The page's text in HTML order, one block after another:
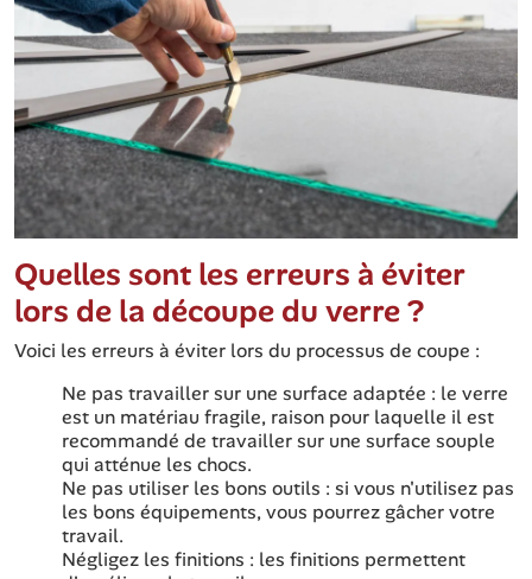
Quelles sont les erreurs à éviter
lors de la découpe du verre ?
Voici les erreurs à éviter lors du processus de coupe :
Ne pas travailler sur une surface adaptée : le verre
est un matériau fragile, raison pour laquelle il est
recommandé de travailler sur une surface souple
qui atténue les chocs.
Ne pas utiliser les bons outils : si vous n'utilisez pas
les bons équipements, vous pourrez gâcher votre
travail.
Négligez les finitions : les finitions permettent